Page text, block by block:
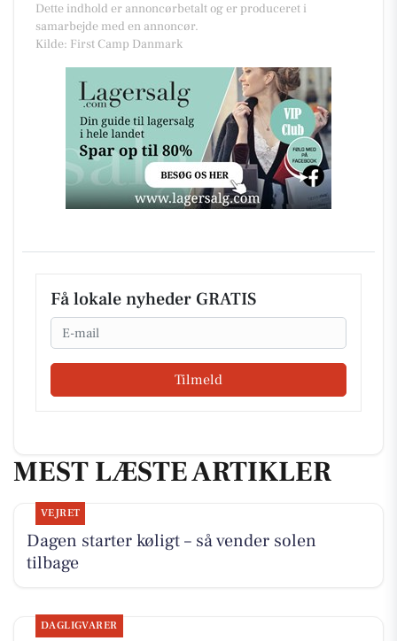
Dette indhold er annoncørbetalt og er produceret i
samarbejde med en annoncør.
Kilde: First Camp Danmark
Få lokale nyheder GRATIS
Email
Tilmeld
MEST LÆSTE ARTIKLER
VEJRET
Dagen starter køligt – så vender solen
tilbage
DAGLIGVARER